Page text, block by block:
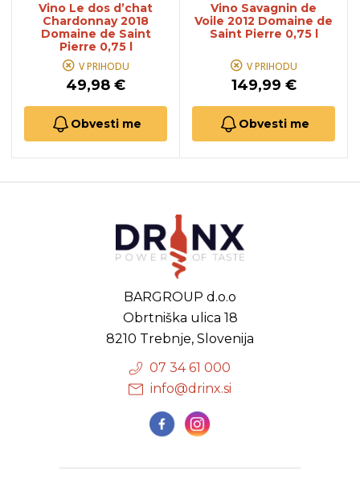
Vino Le dos d’chat
Chardonnay 2018
Domaine de Saint
Pierre 0,75 l
V PRIHODU
49,98 €
Obvesti me
Vino Savagnin de
Voile 2012 Domaine de
Saint Pierre 0,75 l
V PRIHODU
149,99 €
Obvesti me
BARGROUP d.o.o
Obrtniška ulica 18
8210 Trebnje, Slovenija
07 34 61 000
info@drinx.si